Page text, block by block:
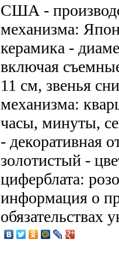
США -
механизма:
керамика -
включая
11 см, звенья
механизма:
часы, минуты,
- декоративная
золотистый -
циферблата:
информация о
обязательствах